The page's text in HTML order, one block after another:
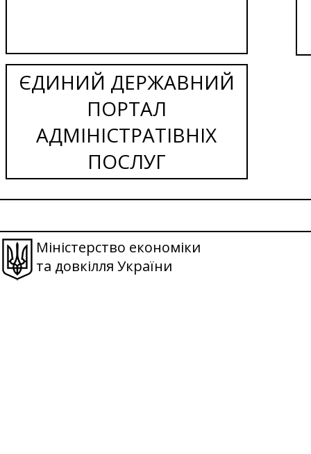
ЄДИНИЙ ДЕРЖАВНИЙ
ПОРТАЛ
АДМІНІСТРАТІВНІХ
ПОСЛУГ
Міністерство економіки
та довкілля України